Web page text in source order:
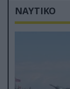
ΝΑΥΤΙΚΟ